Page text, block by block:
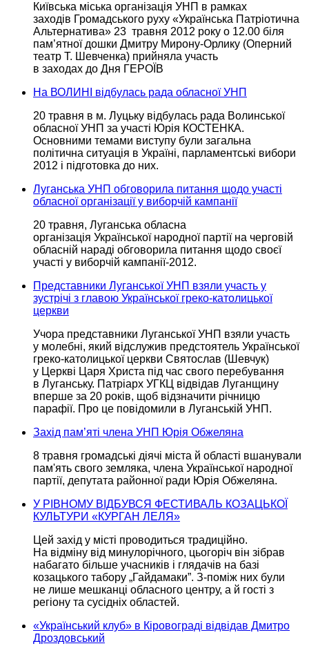
Київська міська організація УНП в рамках
заходів Громадського руху «Українська Патріотична
Альтернатива» 23 травня 2012 року о 12.00 біля
пам’ятної дошки Дмитру Мирону-Орлику (Оперний
театр Т. Шевченка) прийняла участь
в заходах до Дня ГЕРОЇВ
На ВОЛИНІ відбулась рада обласної УНП
20 травня в м. Луцьку відбулась рада Волинської
обласної УНП за участі Юрія КОСТЕНКА.
Основними темами виступу були загальна
політична ситуація в Україні, парламентські вибори
2012 і підготовка до них.
Луганська УНП обговорила питання щодо участі
обласної організації у виборчій кампанії
20 травня, Луганська обласна
організація Українськоїнародної партії на черговій
обласній нараді обговорила питання щодо своєї
участі у виборчій кампанії-2012.
Представники Луганської УНП взяли участь у
зустрічі з главою Української греко-католицької
церкви
Учора представники Луганської УНП взяли участь
у молебні, який відслужив предстоятель Української
греко-католицької церкви Святослав (Шевчук)
у Церкві Царя Христа під час свого перебування
в Луганську. Патріарх УГКЦ відвідав Луганщину
вперше за 20 років, щоб відзначити річницю
парафії. Про це повідомили в Луганській УНП.
Захід пам’яті члена УНП Юрія Обжеляна
8 травня громадські діячі міста й області вшанували
пам'ять свого земляка, члена Української народної
партії, депутата районної ради Юрія Обжеляна.
У РІВНОМУ ВІДБУВСЯ ФЕСТИВАЛЬ КОЗАЦЬКОЇ
КУЛЬТУРИ «КУРГАН ЛЕЛЯ»
Цей захід у місті проводиться традиційно.
На відміну від минулорічного, цьогоріч він зібрав
набагато більше учасників і глядачів на базі
козацького табору „Гайдамаки”. З-поміж них були
не лише мешканці обласного центру, а й гості з
регіону та сусідніх областей.
«Український клуб» в Кіровограді відвідав Дмитро
Дроздовський